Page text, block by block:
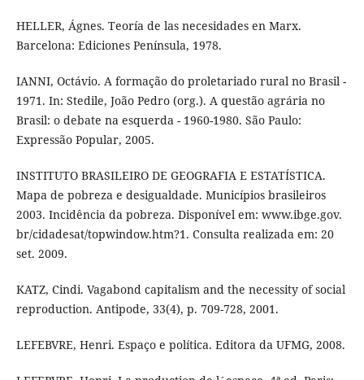
HELLER, Ágnes. Teoría de las necesidades en Marx.
Barcelona: Ediciones Península, 1978.
IANNI, Octávio. A formação do proletariado rural no Brasil -
1971. In: Stedile, João Pedro (org.). A questão agrária no
Brasil: o debate na esquerda - 1960-1980. São Paulo:
Expressão Popular, 2005.
INSTITUTO BRASILEIRO DE GEOGRAFIA E ESTATÍSTICA.
Mapa de pobreza e desigualdade. Municípios brasileiros
2003. Incidência da pobreza. Disponível em: www.ibge.gov.
br/cidadesat/topwindow.htm?1. Consulta realizada em: 20
set. 2009.
KATZ, Cindi. Vagabond capitalism and the necessity of social
reproduction. Antipode, 33(4), p. 709-728, 2001.
LEFEBVRE, Henri. Espaço e política. Editora da UFMG, 2008.